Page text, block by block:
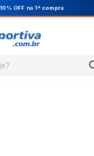
OFF na 1ª compra